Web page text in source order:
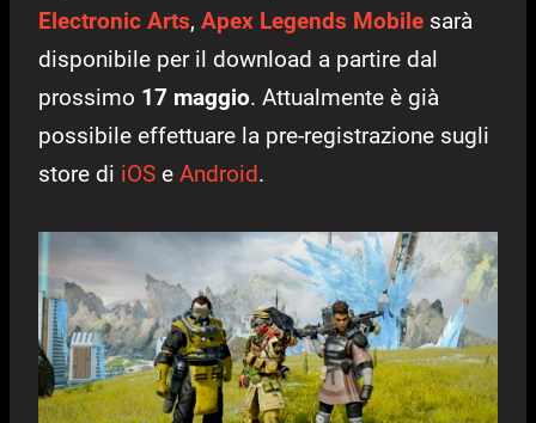
Electronic Arts, Apex Legends Mobile sarà
disponibile per il download a partire dal
prossimo 17 maggio. Attualmente è già
possibile effettuare la pre-registrazione sugli
store di iOS e Android.